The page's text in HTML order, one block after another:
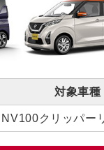
対象車種
クリッパー